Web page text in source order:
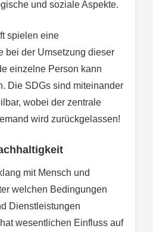
und soziale Aspekte.
spielen eine
bei der Umsetzung dieser
einzelne Person kann
Die SDGs sind miteinander
wobei der zentrale
wird zurückgelassen!
mit Mensch und
welchen Bedingungen
Dienstleistungen
wesentlichen Einfluss auf